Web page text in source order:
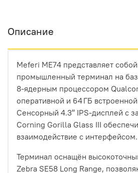
Описание
Meferi ME74 представляет
промышленный терминал на
8‑ядерным процессором
оперативной и 64 ГБ
Сенсорный 4.3″ IPS‑дисплей с
Corning Gorilla Glass III
взаимодействие с интерфейсом.
Терминал оснащён
Zebra SE58 Long Range,